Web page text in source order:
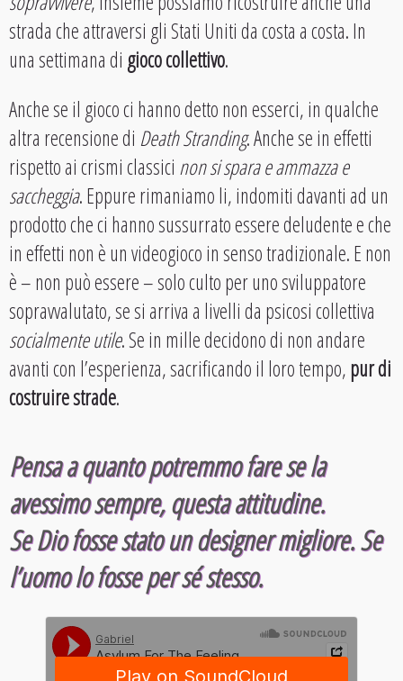
strada che attraversi gli Stati Uniti da costa a costa. In
una settimana di gioco collettivo.
Anche se il gioco ci hanno detto non esserci, in qualche
altra recensione di Death Stranding. Anche se in effetti
rispetto ai crismi classici non si spara e ammazza e
saccheggia. Eppure rimaniamo li, indomiti davanti ad un
prodotto che ci hanno sussurrato essere deludente e che
in effetti non è un videogioco in senso tradizionale. E non
è – non può essere – solo culto per uno sviluppatore
sopravvalutato, se si arriva a livelli da psicosi collettiva
socialmente utile. Se in mille decidono di non andare
avanti con l’esperienza, sacrificando il loro tempo,pur di
costruire strade.
Pensa a quanto potremmo fare se la
avessimo sempre, questa attitudine.
Se Dio fosse stato un designer migliore. Se
l’uomo lo fosse per sé stesso.